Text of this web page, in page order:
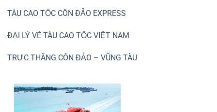
TÀU CAO TỐC CÔN ĐẢO EXPRESS
ĐẠI LÝ VÉ TÀU CAO TỐC VIỆT NAM
TRỰC THĂNG CÔN ĐẢO – VŨNG TÀU